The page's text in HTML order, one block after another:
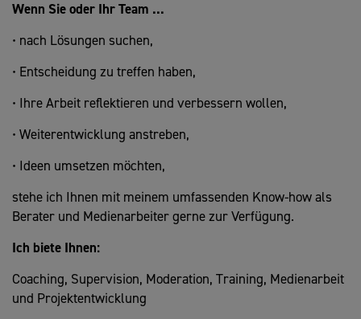
Wenn Sie oder Ihr Team ...
• nach Lösungen suchen,
• Entscheidung zu treffen haben,
• Ihre Arbeit reflektieren und verbessern wollen,
• Weiterentwicklung anstreben,
• Ideen umsetzen möchten,
stehe ich Ihnen mit meinem umfassenden Know-how als
Berater und Medienarbeiter gerne zur Verfügung.
Ich biete Ihnen:
Coaching, Supervision, Moderation, Training, Medienarbeit
und Projektentwicklung